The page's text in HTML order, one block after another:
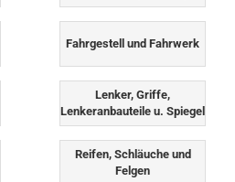
Fahrgestell und Fahrwerk
Lenker, Griffe,
Lenkeranbauteile u. Spiegel
Reifen, Schläuche und
Felgen